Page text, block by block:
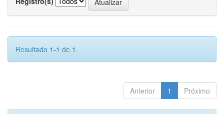
Resultado 1-1 de 1.
Anterior 1 Próximo